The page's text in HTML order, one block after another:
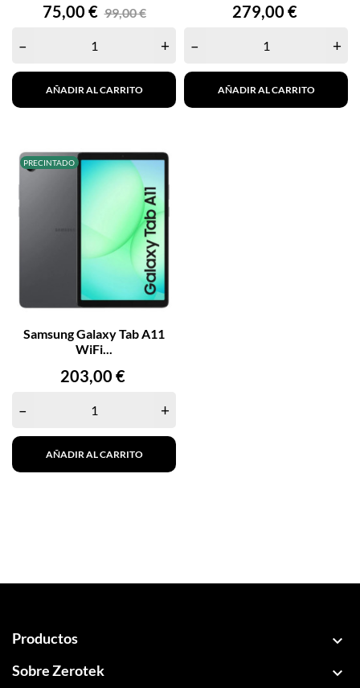
Precio
75,00 € Precio
99,00 €
– +
AÑADIR AL CARRITO
Precio
279,00 €
– +
AÑADIR AL CARRITO
PRECINTADO
Samsung Galaxy Tab A11
WiFi...
Precio
203,00 €
– +
AÑADIR AL CARRITO
Productos 
Sobre Zerotek 